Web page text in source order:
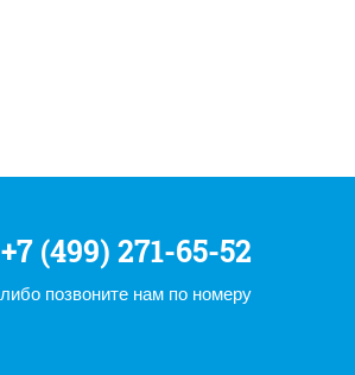
+7 (499) 271-65-52
либо позвоните нам по номеру